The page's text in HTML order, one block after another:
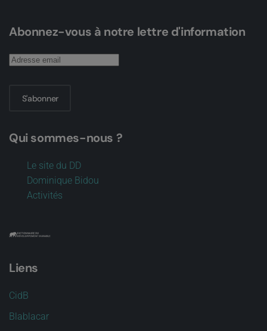
Abonnez-vous à notre lettre d'information
S'abonner
Qui sommes-nous ?
Le site du DD
Dominique Bidou
Activités
Liens
CidB
Blablacar